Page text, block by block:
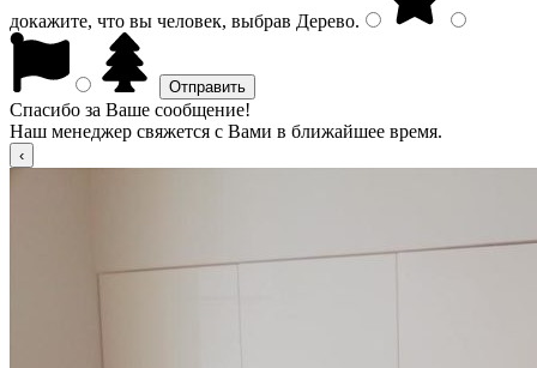
докажите, что вы человек, выбрав Дерево.
Спасибо за Ваше сообщение!
Наш менеджер свяжется с Вами в ближайшее время.